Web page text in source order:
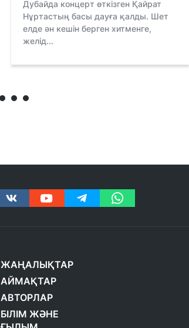
Дубайда концерт өткізген Қайрат
Нұртастың басы дауға қалды. Шет
елде ән кешін берген хитменге,
желід...
ЖАҢАЛЫҚТАР
АЙМАҚТАР
АВТОРЛАР
БІЛІМ ЖӘНЕ
ҒЫЛЫМ